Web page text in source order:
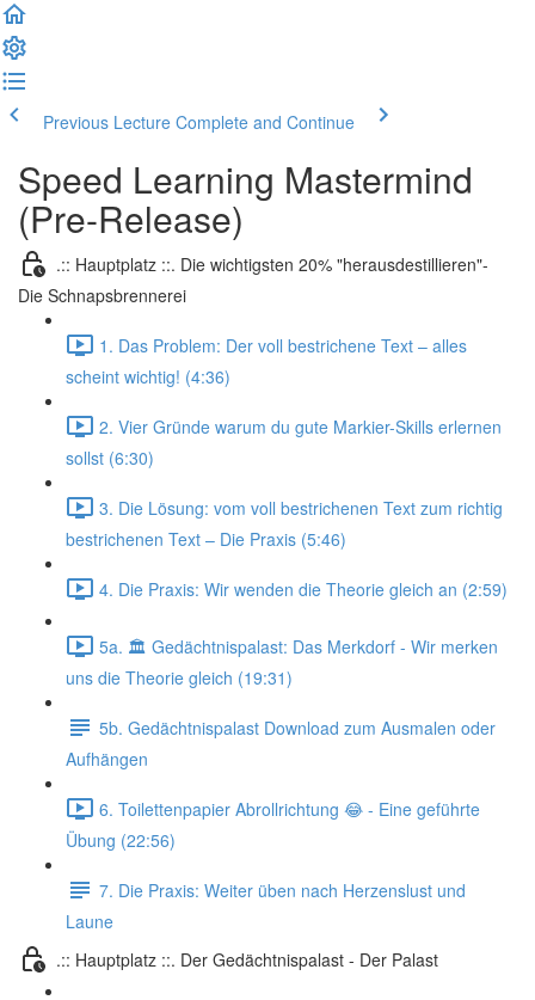
Previous Lecture Complete and Continue
Speed Learning Mastermind
(Pre-Release)
.:: Hauptplatz ::. Die wichtigsten 20% "herausdestillieren"-
Die Schnapsbrennerei
1. Das Problem: Der voll bestrichene Text – alles
scheint wichtig! (4:36)
2. Vier Gründe warum du gute Markier-Skills erlernen
sollst (6:30)
3. Die Lösung: vom voll bestrichenen Text zum richtig
bestrichenen Text – Die Praxis (5:46)
4. Die Praxis: Wir wenden die Theorie gleich an (2:59)
5a. 🏛️ Gedächtnispalast: Das Merkdorf - Wir merken
uns die Theorie gleich (19:31)
5b. Gedächtnispalast Download zum Ausmalen oder
Aufhängen
6. Toilettenpapier Abrollrichtung 😂 - Eine geführte
Übung (22:56)
7. Die Praxis: Weiter üben nach Herzenslust und
Laune
.:: Hauptplatz ::. Der Gedächtnispalast - Der Palast